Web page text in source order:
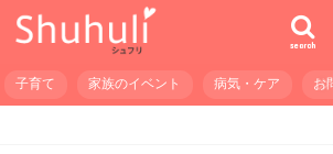
search
子育て 家族のイベント 病気・ケア お